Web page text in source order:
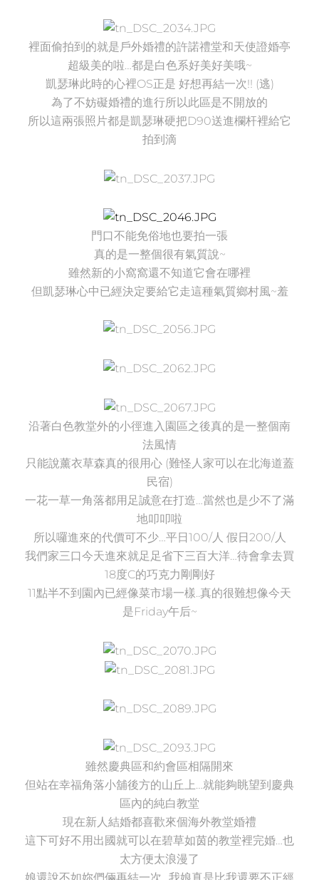
裡面偷拍到的就是戶外婚禮的許諾禮堂和天使證婚亭
超級美的啦…都是白色系好美好美哦~
凱瑟琳此時的心裡OS正是 好想再結一次!! (逃)
為了不妨礙婚禮的進行所以此區是不開放的
所以這兩張照片都是凱瑟琳硬把D90送進欄杆裡給它
拍到滴
門口不能免俗地也要拍一張
真的是一整個很有氣質說~
雖然新的小窩窩還不知道它會在哪裡
但凱瑟琳心中已經決定要給它走這種氣質鄉村風~羞
沿著白色教堂外的小徑進入園區之後真的是一整個南
法風情
只能說薰衣草森真的很用心 (難怪人家可以在北海道蓋
民宿)
一花一草一角落都用足誠意在打造…當然也是少不了滿
地叩叩啦
所以囉進來的代價可不少…平日100/人 假日200/人
我們家三口今天進來就足足省下三百大洋…待會拿去買
18度C的巧克力剛剛好
11點半不到園內已經像菜市場一樣..真的很難想像今天
是Friday午后~
雖然慶典區和約會區相隔開來
但站在幸福角落小舖後方的山丘上…就能夠眺望到慶典
區內的純白教堂
現在新人結婚都喜歡來個海外教堂婚禮
這下可好不用出國就可以在碧草如茵的教堂裡完婚…也
太方便太浪漫了